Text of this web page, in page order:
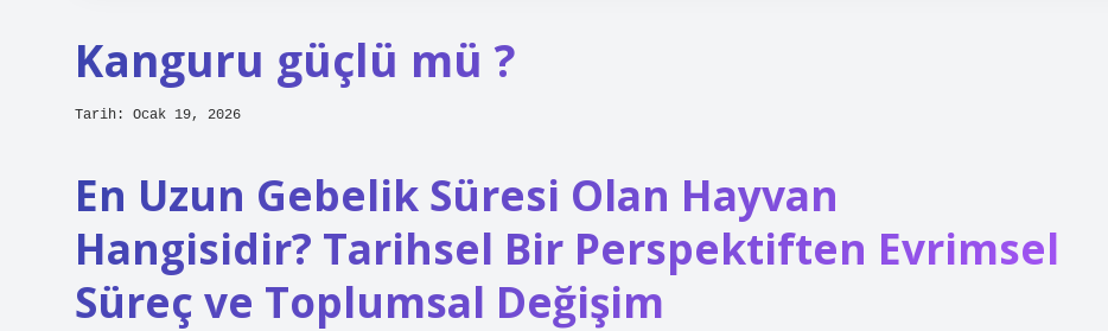
Kanguru güçlü mü ?
Tarih: Ocak 19, 2026
En Uzun Gebelik Süresi Olan Hayvan
Hangisidir? Tarihsel Bir Perspektiften Evrimsel
Süreç ve Toplumsal Değişim